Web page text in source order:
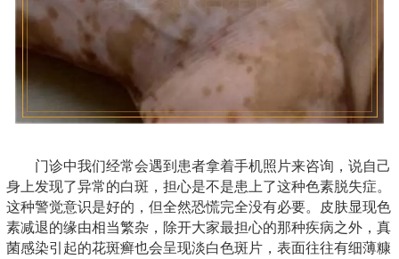
门诊中我们经常会遇到患者拿着手机照片来咨询，说自己
身上发现了异常的白斑，担心是不是患上了这种色素脱失症。
这种警觉意识是好的，但全然恐慌完全没有必要。皮肤显现色
素减退的缘由相当繁杂，除开大家最担心的那种疾病之外，真
菌感染引起的花斑癣也会呈现淡白色斑片，表面往往有细薄糠